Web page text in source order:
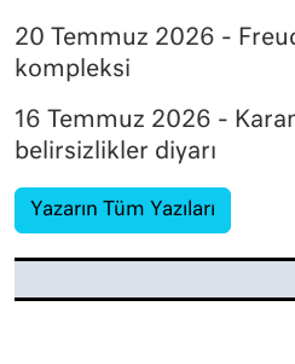
20 Temmuz 2026 -
kompleksi
16 Temmuz 2026 -
belirsizlikler diyarı
Yazarın Tüm Yazıları